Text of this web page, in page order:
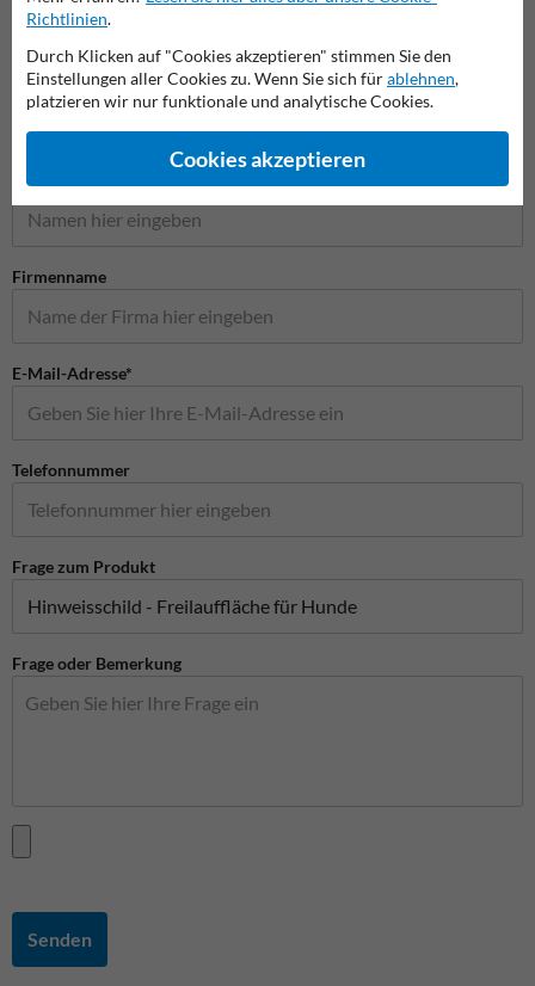
Name*
Firmenname
E-Mail-Adresse*
Telefonnummer
Frage zum Produkt
Frage oder Bemerkung
Senden
Richtlinien.
Durch Klicken auf "Cookies akzeptieren" stimmen Sie den
Einstellungen aller Cookies zu. Wenn Sie sich fürablehnen,
platzieren wir nur funktionale und analytische Cookies.
Cookies akzeptieren